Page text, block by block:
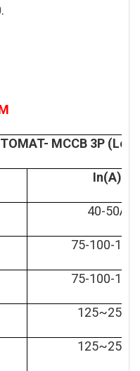
MCCB 3P
In(A)
40-50A
75-100-
75-100-
125~250A
125~250A